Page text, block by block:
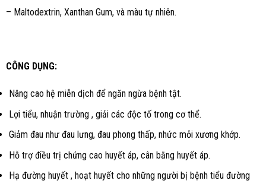
– Maltodextrin, Xanthan Gum, và màu tự nhiên.
CÔNG DỤNG:
Nâng cao hệ miễn dịch để ngăn ngừa bệnh tật.
Lợi tiểu, nhuận trường , giải các độc tố trong cơ thể.
Giảm đau như đau lưng, đau phong thấp, nhức mỏi xương khớp.
Hỗ trợ điều trị chứng cao huyết áp, cân bằng huyết áp.
Hạ đường huyết , hoạt huyết cho những người bị bệnh tiểu đường